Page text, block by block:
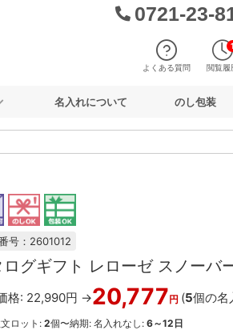
0721-23-
よくある質問 閲覧履
1
名入れについて のし包装
号：2601012
ログギフト レローゼ スノーバ
格: 22,990円 →20,777円 (5個の名
ロット: 2個〜納期: 名入れなし: 6～12日